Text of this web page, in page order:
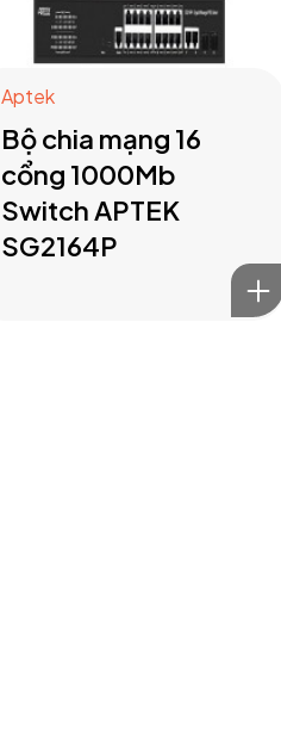
Aptek
Bộ chia mạng 16
cổng 1000Mb
Switch APTEK
SG2164P